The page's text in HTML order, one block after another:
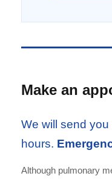
Make an
We will send
hours.
Although pulmonary